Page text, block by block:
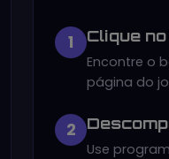
1 Clique
Encontre o
página do
2
Use